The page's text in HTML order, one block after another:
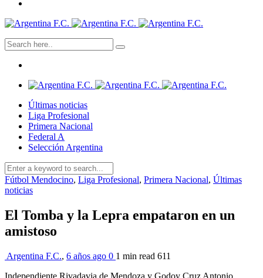
Últimas noticias
Liga Profesional
Primera Nacional
Federal A
Selección Argentina
Fútbol Mendocino, Liga Profesional, Primera Nacional, Últimas
noticias
El Tomba y la Lepra empataron en un
amistoso
Argentina F.C., 6 años ago 0 1 min read 611
Independiente Rivadavia de Mendoza y Godoy Cruz Antonio